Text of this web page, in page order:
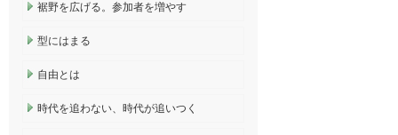
裾野を広げる。参加者を増やす
型にはまる
自由とは
時代を追わない、時代が追いつく